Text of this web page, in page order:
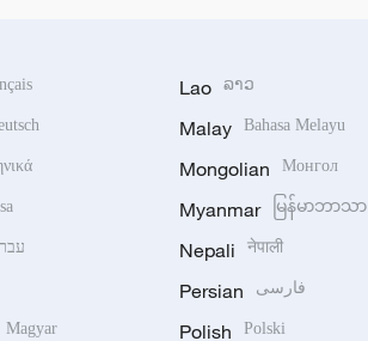
Magyar
Lao ລາວ
Malay Bahasa Melayu
Mongolian Монгол
Myanmar မြန်မာဘာသာ
Nepali नेपाली
Persian فارسی
Polish Polski